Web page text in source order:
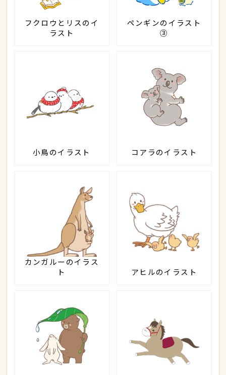
フクロウとリスのイ
ラスト
ペンギンのイラスト
③
小鳥のイラスト コアラのイラスト
カンガルーのイラス
ト
アヒルのイラスト